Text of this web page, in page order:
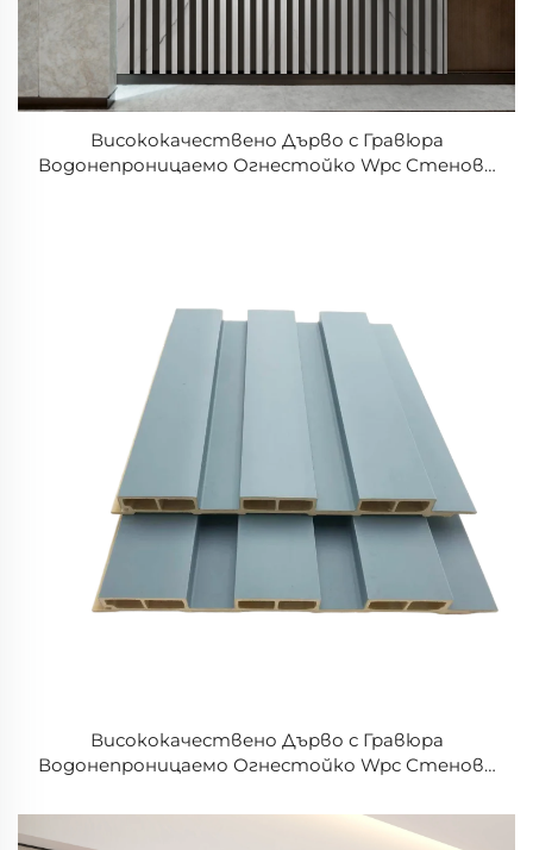
Висококачествено Дърво с Гравюра
Водонепроницаемо Огнестойко Wpc Стенови
Висококачествено Дърво с Гравюра
Водонепроницаемо Огнестойко Wpc Стенови
Рифлени Слат Декоративен Панел за стена